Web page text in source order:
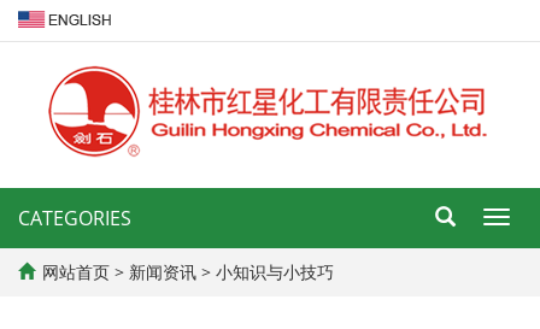
导
航
CATEGORIES
网站首页 > 新闻资讯 > 小知识与小技巧